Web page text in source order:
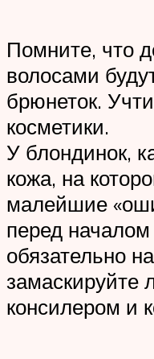
Помните, что
волосами
брюнеток.
косметики.
У блондинок,
кожа, на
малейшие
перед
обязательно
замаскируйте
консилером и